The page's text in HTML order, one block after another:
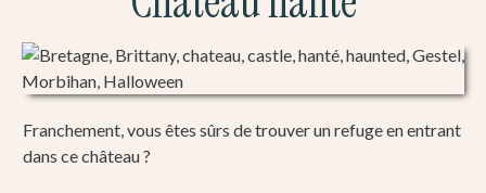
Franchement, vous êtes sûrs de trouver un refuge en entrant
dans ce château ?